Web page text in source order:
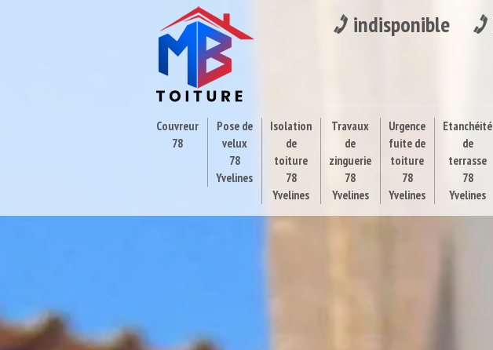
indisponible
Couvreur
78
Pose de
velux
78
Yvelines
Isolation
de
toiture
78
Yvelines
Travaux
de
zinguerie
78
Yvelines
Urgence
fuite de
toiture
78
Yvelines
Etanchéité
de
terrasse
78
Yvelines